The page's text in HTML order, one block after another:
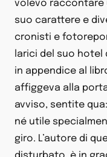
volevo raccontare
suo carattere e
cronisti e
larici del suo
in appendice al
affiggeva alla
avviso, sentite
né utile
giro. L’autore di